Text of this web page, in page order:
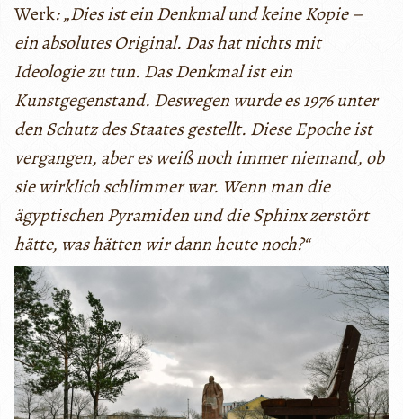
Werk: „Dies ist ein Denkmal und keine Kopie –
ein absolutes Original. Das hat nichts mit
Ideologie zu tun. Das Denkmal ist ein
Kunstgegenstand. Deswegen wurde es 1976 unter
den Schutz des Staates gestellt. Diese Epoche ist
vergangen, aber es weiß noch immer niemand, ob
sie wirklich schlimmer war. Wenn man die
ägyptischen Pyramiden und die Sphinx zerstört
hätte, was hätten wir dann heute noch?“